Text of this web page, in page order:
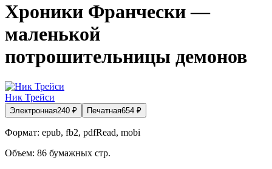
Хроники Франчески —
маленькой
потрошительницы демонов
Ник Трейси
Электронная240 ₽ Печатная654 ₽
Формат: epub, fb2, pdfRead, mobi
Объем: 86 бумажных стр.